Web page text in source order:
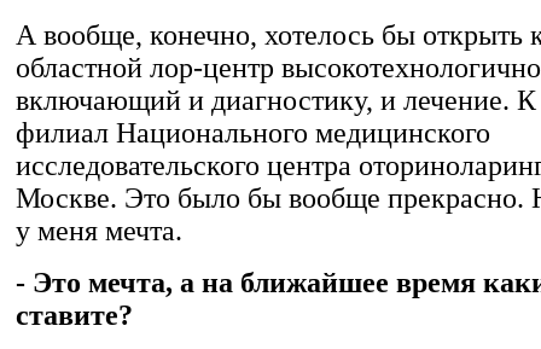
А вообще, конечно, хотелось бы открыть
областной лор-центр
включающий и диагностику, и лечение.
филиал Национального медицинского
исследовательского центра
Москве. Это было бы вообще прекрасно.
у меня мечта.
- Это мечта, а на ближайшее время
ставите?